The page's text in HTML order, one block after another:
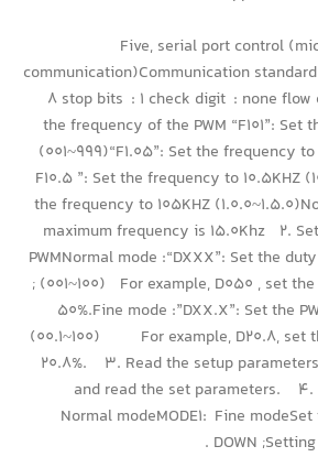
Five, serial port control
communication)Communication
8 stop bits : 1 check digit : none
the frequency of the PWM “F101”: Set
(001~999)“F1.05”: Set the frequency
F10.5 ”: Set the frequency to 10.5KHZ
the frequency to 105KHZ
maximum frequency is 15.0Khz 2.
PWMNormal mode :“DXXX”: Set the
; (001~100) For example, D050 , set
50%.Fine mode :”DXX.X”: Set the
(00.1~100) For example, D20.8, set
20.8%. 3. Read the setup
and read the set parameters. 4.
Normal modeMODE1: Fine
DOWN